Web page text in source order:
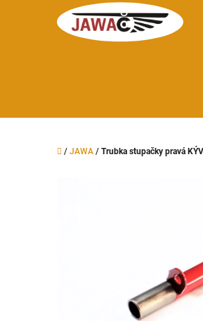
Domů
/ JAWA / Trubka stupačky pravá